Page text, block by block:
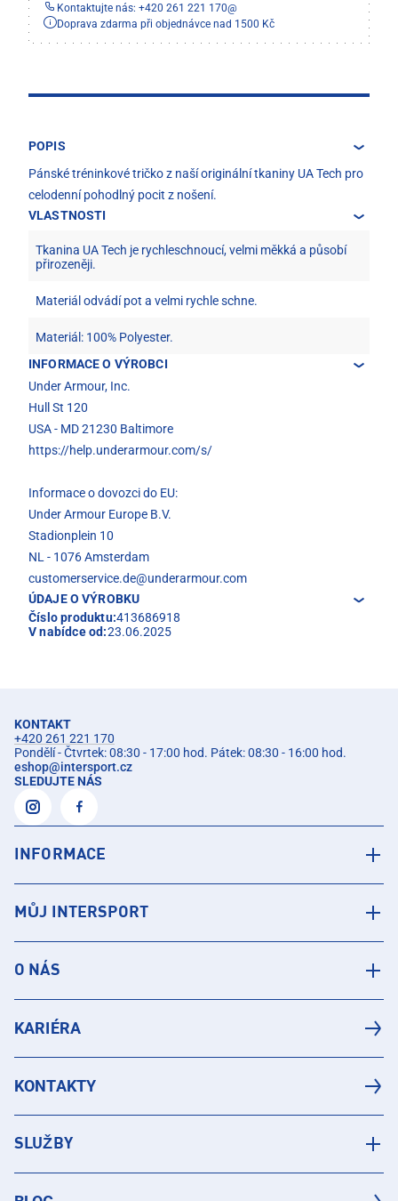
Kontaktujte nás: +420 261 221 170@
Doprava zdarma při objednávce nad 1500 Kč
POPIS
Pánské tréninkové tričko z naší originální tkaniny UA Tech pro
celodenní pohodlný pocit z nošení.
VLASTNOSTI
Tkanina UA Tech je rychleschnoucí, velmi měkká a působí
přirozeněji.
Materiál odvádí pot a velmi rychle schne.
Materiál: 100% Polyester.
INFORMACE O VÝROBCI
Under Armour, Inc.
Hull St 120
USA - MD 21230 Baltimore
https://help.underarmour.com/s/
Informace o dovozci do EU:
Under Armour Europe B.V.
Stadionplein 10
NL - 1076 Amsterdam
customerservice.de@underarmour.com
ÚDAJE O VÝROBKU
Číslo produktu:413686918
V nabídce od:23.06.2025
KONTAKT
+420 261 221 170
Pondělí - Čtvrtek: 08:30 - 17:00 hod. Pátek: 08:30 - 16:00 hod.
eshop@intersport.cz
SLEDUJTE NÁS
INFORMACE
MŮJ INTERSPORT
O NÁS
KARIÉRA
KONTAKTY
SLUŽBY